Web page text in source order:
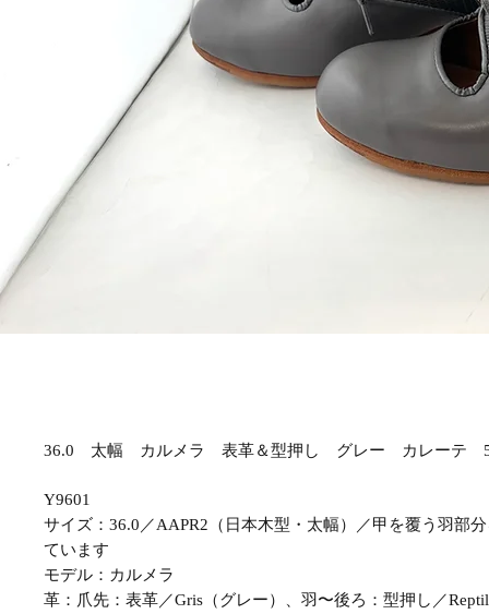
36.0 太幅 カルメラ 表革＆型押し グレー カレーテ
Y9601
サイズ：36.0／AAPR2（日本木型・太幅）／甲を覆う羽部
ています
モデル：カルメラ
革：爪先：表革／Gris（グレー）、羽〜後ろ：型押し／